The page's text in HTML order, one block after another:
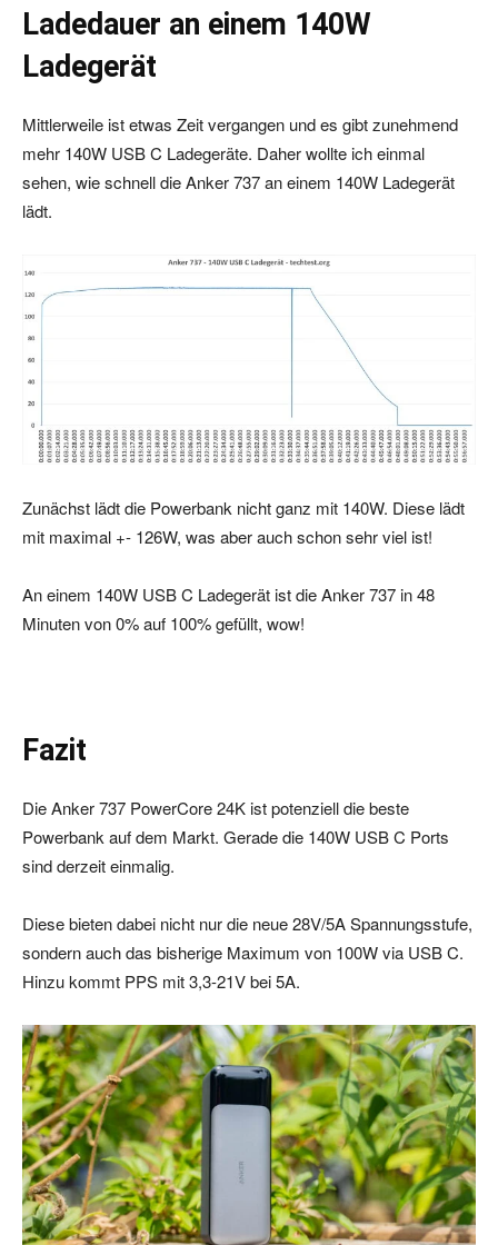
Ladedauer an einem 140W
Ladegerät
Mittlerweile ist etwas Zeit vergangen und es gibt zunehmend
mehr 140W USB C Ladegeräte. Daher wollte ich einmal
sehen, wie schnell die Anker 737 an einem 140W Ladegerät
lädt.
Zunächst lädt die Powerbank nicht ganz mit 140W. Diese lädt
mit maximal +- 126W, was aber auch schon sehr viel ist!
An einem 140W USB C Ladegerät ist die Anker 737 in 48
Minuten von 0% auf 100% gefüllt, wow!
Fazit
Die Anker 737 PowerCore 24K ist potenziell die beste
Powerbank auf dem Markt. Gerade die 140W USB C Ports
sind derzeit einmalig.
Diese bieten dabei nicht nur die neue 28V/5A Spannungsstufe,
sondern auch das bisherige Maximum von 100W via USB C.
Hinzu kommt PPS mit 3,3-21V bei 5A.